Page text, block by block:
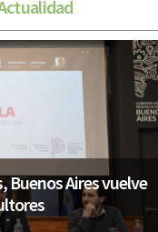
Buenos Aires vuelve